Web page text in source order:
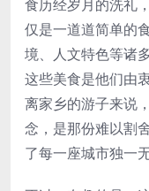
食历经岁月的洗礼
仅是一道道简单的
境、人文特色等诸
这些美食是他们由
离家乡的游子来说
念，是那份难以割
了每一座城市独一